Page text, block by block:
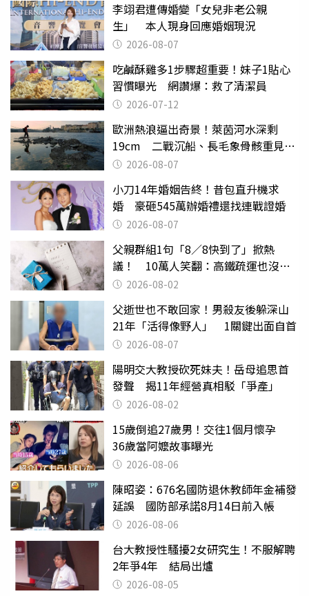
李翊君遭傳婚變「女兒非老公親
生」 本人現身回應婚姻現況
2026-08-07
吃鹹酥雞多1步驟超重要！妹子1貼心
習慣曝光 網讚爆：救了清潔員
2026-07-12
歐洲熱浪逼出奇景！萊茵河水深剩
19cm 二戰沉船、長毛象骨骸重見天
日 2026-08-07
小刀14年婚姻告終！昔包直升機求
婚 豪砸545萬辦婚禮還找連戰證婚
2026-08-07
父親群組1句「8／8快到了」掀熱
議！ 10萬人笑翻：高鐵疏運也沒列
父親節
2026-08-02
父逝世也不敢回家！男殺友後躲深山
21年「活得像野人」 1關鍵出面自首
2026-08-07
陽明交大教授砍死妹夫！岳母追思首
發聲 揭11年經營真相駁「爭產」
2026-08-02
15歲倒追27歲男！交往1個月懷孕
36歲當阿嬤故事曝光
2026-08-06
陳昭姿：676名國防退休教師年金補發
延誤 國防部承諾8月14日前入帳
2026-08-06
台大教授性騷擾2女研究生！不服解聘
2年爭4年 結局出爐
2026-08-05